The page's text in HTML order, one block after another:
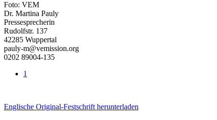
Foto: VEM
Dr. Martina Pauly
Pressesprecherin
Rudolfstr. 137
42285 Wuppertal
pauly-m@vemission.org
0202 89004-135
1
Englische Original-Festschrift herunterladen